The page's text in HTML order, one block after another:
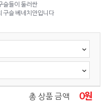
슬들이 둘러싼
구슬 베네치안입니다
총 상품 금액 0원